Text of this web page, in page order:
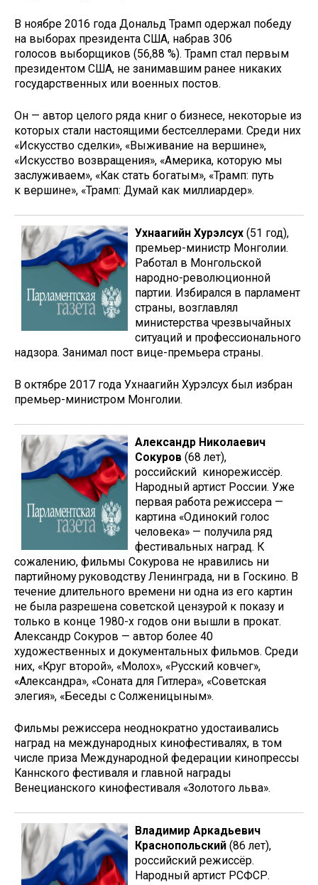
В ноябре 2016 года Дональд Трамп одержал победу
на выборах президента США, набрав 306
голосов выборщиков (56,88 %). Трамп стал первым
президентом США, не занимавшим ранее никаких
государственных или военных постов.
Он — автор целого ряда книг о бизнесе, некоторые из
которых стали настоящими бестселлерами. Среди них
«Искусство сделки», «Выживание на вершине»,
«Искусство возвращения», «Америка, которую мы
заслуживаем», «Как стать богатым», «Трамп: путь
к вершине», «Трамп: Думай как миллиардер».
Ухнаагийн Хурэлсух (51 год),
премьер-министр Монголии.
Работал в Монгольской
народно-революционной
партии. Избирался в парламент
страны, возглавлял
министерства чрезвычайных
ситуаций и профессионального
надзора. Занимал пост вице-премьера страны.
В октябре 2017 года Ухнаагийн Хурэлсух был избран
премьер-министром Монголии.
Александр Николаевич
Сокуров (68 лет),
российский кинорежиссёр.
Народный артист России. Уже
первая работа режиссера —
картина «Одинокий голос
человека» — получила ряд
фестивальных наград. К
сожалению, фильмы Сокурова не нравились ни
партийному руководству Ленинграда, ни в Госкино. В
течение длительного времени ни одна из его картин
не была разрешена советской цензурой к показу и
только в конце 1980-х годов они вышли в прокат.
Александр Сокуров — автор более 40
художественных и документальных фильмов. Среди
них, «Круг второй», «Молох», «Русский ковчег»,
«Александра», «Соната для Гитлера», «Советская
элегия», «Беседы с Солженицыным».
Фильмы режиссера неоднократно удостаивались
наград на международных кинофестивалях, в том
числе приза Международной федерации кинопрессы
Каннского фестиваля и главной награды
Венецианского кинофестиваля «Золотого льва».
Владимир Аркадьевич
Краснопольский (86 лет),
российский режиссёр.
Народный артист РСФСР.